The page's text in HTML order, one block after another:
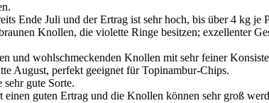
Ende Juli und der Ertrag ist sehr hoch, bis über 4 kg je
Knollen, die violette Ringe besitzen; exzellenter
und wohlschmeckenden Knollen mit sehr feiner
August, perfekt geeignet für Topinambur-Chips.
gute Sorte.
guten Ertrag und die Knollen können sehr groß